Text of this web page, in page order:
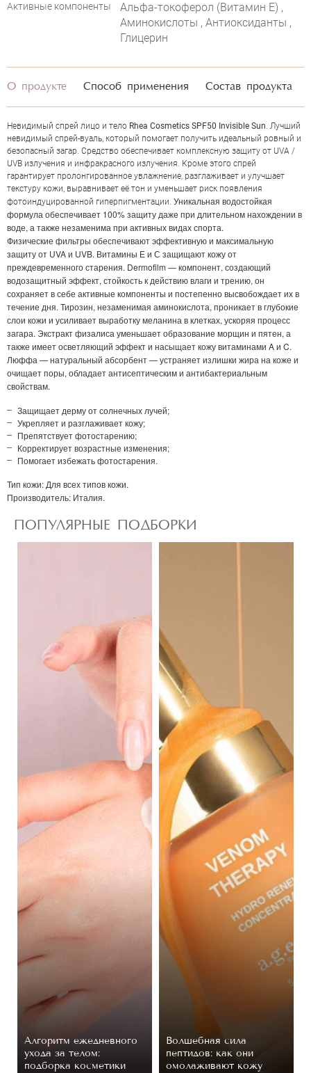
Активные компоненты
Альфа-токоферол (Витамин E) ,
Аминокислоты , Антиоксиданты ,
Глицерин
ОЦЕНКА
Отправить
О продукте Способ применения Состав продукта
Невидимый спрей лицо и тело Rhea Cosmetics SPF50 Invisible Sun. Лучший
невидимый спрей-вуаль, который помогает получить идеальный ровный и
безопасный загар. Средство обеспечивает комплексную защиту от UVA /
UVB излучения и инфракрасного излучения. Кроме этого спрей
гарантирует пролонгированное увлажнение, разглаживает и улучшает
текстуру кожи, выравнивает её тон и уменьшает риск появления
фотоиндуцированной гиперпигментации. Уникальная водостойкая
формула обеспечивает 100% защиту даже при длительном нахождении в
воде, а также незаменима при активных видах спорта.
Физические фильтры обеспечивают эффективную и максимальную
защиту от UVA и UVB. Витамины Е и С защищают кожу от
преждевременного старения. Dermofilm — компонент, создающий
водозащитный эффект, стойкость к действию влаги и трению, он
сохраняет в себе активные компоненты и постепенно высвобождает их в
течение дня. Тирозин, незаменимая аминокислота, проникает в глубокие
слои кожи и усиливает выработку меланина в клетках, ускоряя процесс
загара. Экстракт физалиса уменьшает образование морщин и пятен, а
также имеет осветляющий эффект и насыщает кожу витаминами A и C.
Люффа — натуральный абсорбент — устраняет излишки жира на коже и
очищает поры, обладает антисептическим и антибактериальным
свойствам.
Защищает дерму от солнечных лучей;
Укрепляет и разглаживает кожу;
Препятствует фотостарению;
Корректирует возрастные изменения;
Помогает избежать фотостарения.
Тип кожи: Для всех типов кожи.
Производитель: Италия.
ПОПУЛЯРНЫЕ ПОДБОРКИ
Алгоритм ежедневного
ухода за телом:
подборка косметики
Волшебная сила
пептидов: как они
омолаживают кожу